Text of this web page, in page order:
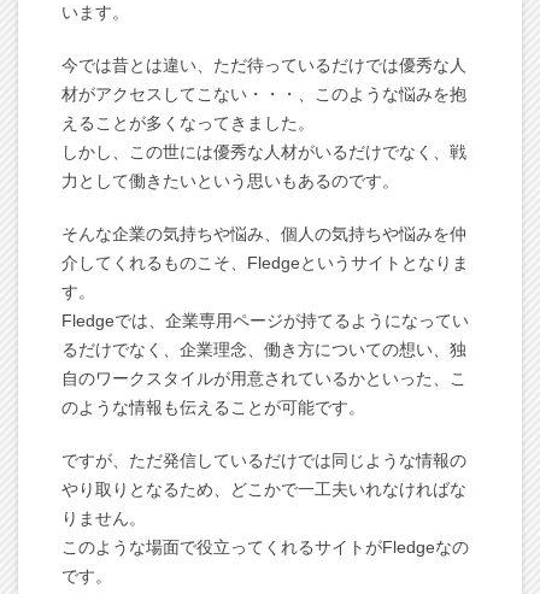
います。
今では昔とは違い、ただ待っているだけでは優秀な人
材がアクセスしてこない・・・、このような悩みを抱
えることが多くなってきました。
しかし、この世には優秀な人材がいるだけでなく、戦
力として働きたいという思いもあるのです。
そんな企業の気持ちや悩み、個人の気持ちや悩みを仲
介してくれるものこそ、Fledgeというサイトとなりま
す。
Fledgeでは、企業専用ページが持てるようになってい
るだけでなく、企業理念、働き方についての想い、独
自のワークスタイルが用意されているかといった、こ
のような情報も伝えることが可能です。
ですが、ただ発信しているだけでは同じような情報の
やり取りとなるため、どこかで一工夫いれなければな
りません。
このような場面で役立ってくれるサイトがFledgeなの
です。